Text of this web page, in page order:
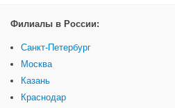
Филиалы в России:
Санкт-Петербург
Москва
Казань
Краснодар